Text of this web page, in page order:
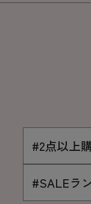
#2点以上
#SALEラ